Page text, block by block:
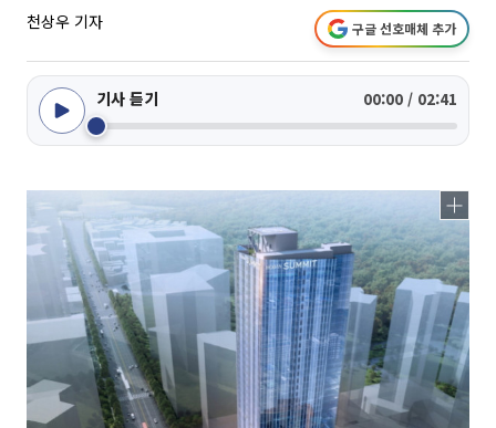
천상우 기자 구글 선호매체 추가
기사 듣기 00:00 / 02:41